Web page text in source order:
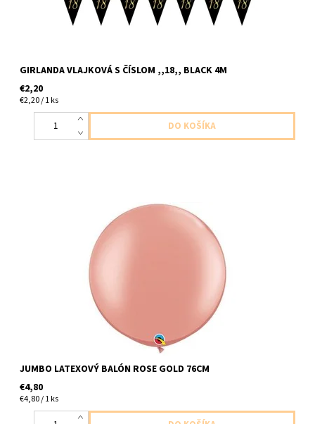
GIRLANDA VLAJKOVÁ S ČÍSLOM ,,18,, BLACK 4M
€2,20
€2,20 / 1 ks
jumbo latexový balón ruzovozlata 1ks v baleni veľkosť 76cm
dodavame nenafukany
JUMBO LATEXOVÝ BALÓN ROSE GOLD 76CM
€4,80
€4,80 / 1 ks